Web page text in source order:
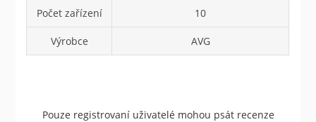
Počet zařízení 10
Výrobce AVG
Pouze registrovaní uživatelé mohou psát recenze